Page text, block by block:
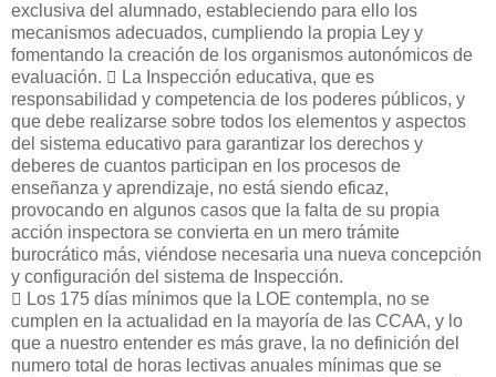
exclusiva del alumnado, estableciendo para ello los
mecanismos adecuados, cumpliendo la propia Ley y
fomentando la creación de los organismos autonómicos de
evaluación. 􀁺 La Inspección educativa, que es
responsabilidad y competencia de los poderes públicos, y
que debe realizarse sobre todos los elementos y aspectos
del sistema educativo para garantizar los derechos y
deberes de cuantos participan en los procesos de
enseñanza y aprendizaje, no está siendo eficaz,
provocando en algunos casos que la falta de su propia
acción inspectora se convierta en un mero trámite
burocrático más, viéndose necesaria una nueva concepción
y configuración del sistema de Inspección.
􀁺 Los 175 días mínimos que la LOE contempla, no se
cumplen en la actualidad en la mayoría de las CCAA, y lo
que a nuestro entender es más grave, la no definición del
numero total de horas lectivas anuales mínimas que se